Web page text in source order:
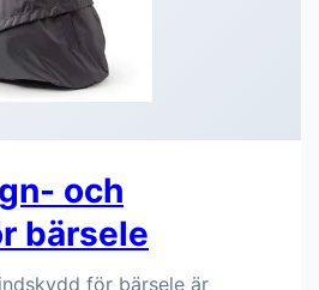
och
bärsele
för bärsele är